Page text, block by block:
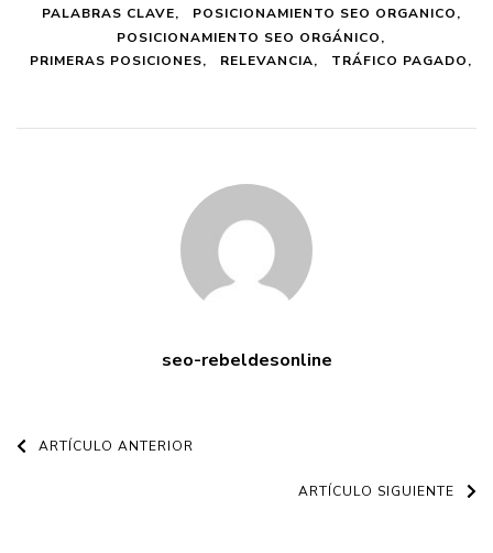
PALABRAS CLAVE
POSICIONAMIENTO SEO ORGANICO
POSICIONAMIENTO SEO ORGÁNICO
PRIMERAS POSICIONES
RELEVANCIA TRÁFICO PAGADO
seo-rebeldesonline
Navegación
ARTÍCULO ANTERIOR
ARTÍCULO SIGUIENTE